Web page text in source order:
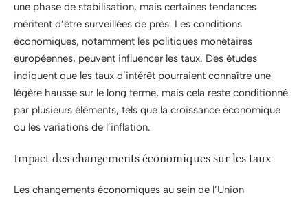
une phase de stabilisation, mais certaines tendances
méritent d’être surveillées de près. Les conditions
économiques, notamment les politiques monétaires
européennes, peuvent influencer les taux. Des études
indiquent que les taux d’intérêt pourraient connaître une
légère hausse sur le long terme, mais cela reste conditionné
par plusieurs éléments, tels que la croissance économique
ou les variations de l’inflation.
Impact des changements économiques sur les taux
Les changements économiques au sein de l’Union